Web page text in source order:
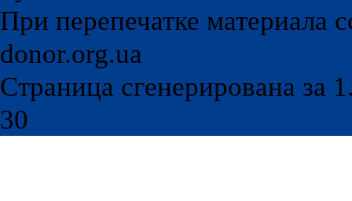
Програмирование, дизайн:
Тучкова
При перепечатке материала
donor.org.ua
Страница сгенерирована за